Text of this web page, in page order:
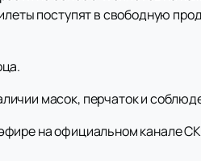
поступят в свободную
масок, перчаток и
на официальном канале